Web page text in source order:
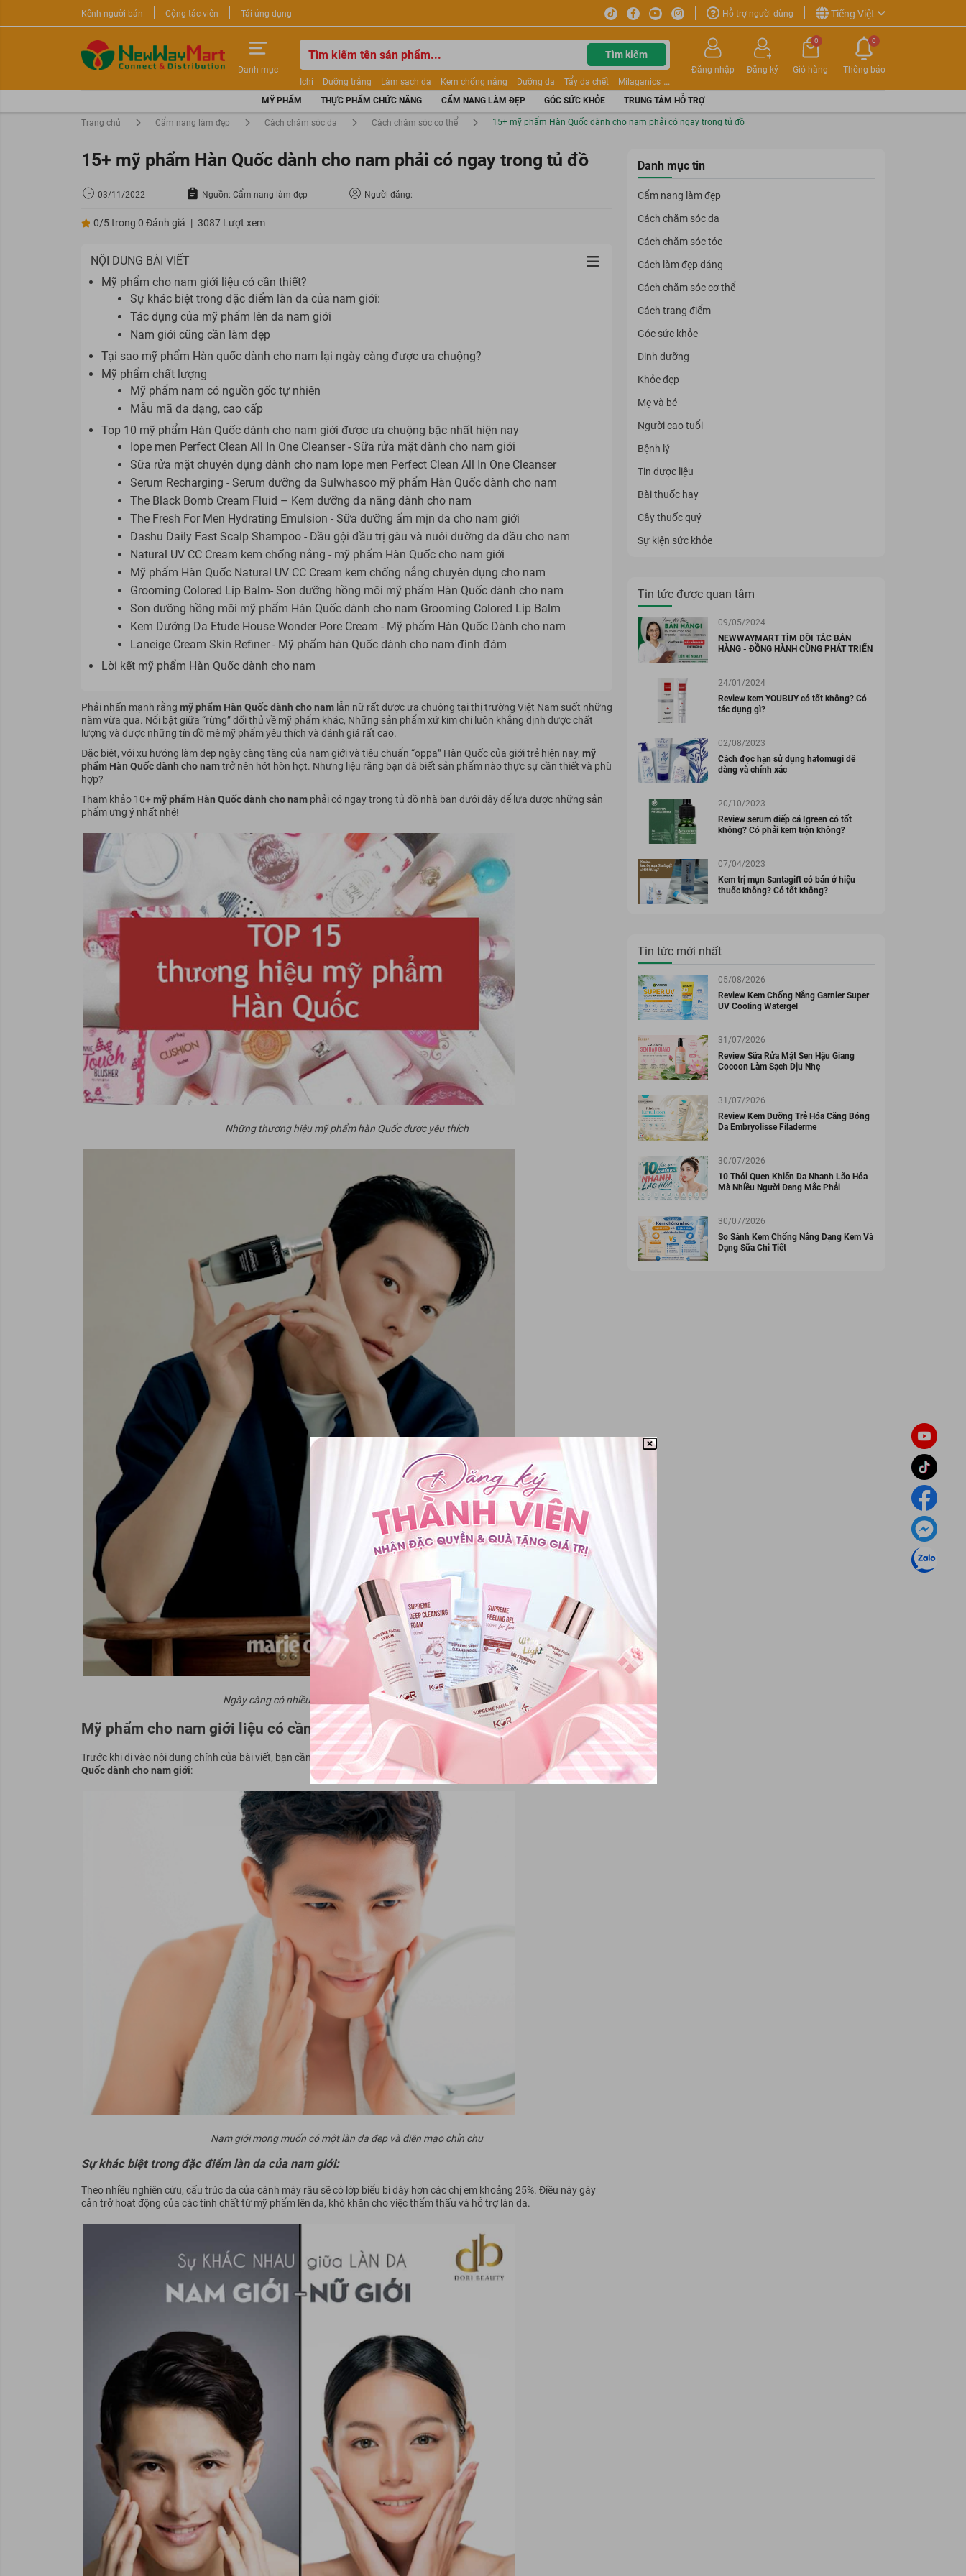
Kênh người bán Cộng tác viên Tải ứng dụng Hỗ trợ người dùng Tiếng Việt
Danh mục
Tìm kiếm
Ichi Dưỡng trắng Làm sạch da Kem chống nắng Dưỡng da Tẩy da chết
Milaganics
Nước tẩy trang
Kem trang điểm Dưỡng trắng Dior Mỹ phẩm Mặt nạ
Tinh chất
Sữa rửa mặt
Đăng nhập Đăng ký
0
Giỏ hàng Thông báo
0
MỸ PHẨM THỰC PHẨM CHỨC NĂNG CẨM NANG LÀM ĐẸP GÓC SỨC KHỎE TRUNG TÂM HỖ TRỢ
Trang chủ Cẩm nang làm đẹp Cách chăm sóc da Cách chăm sóc cơ thể 15+ mỹ phẩm Hàn Quốc dành cho nam phải có ngay trong tủ đồ
15+ mỹ phẩm Hàn Quốc dành cho nam phải có ngay trong tủ đồ
03/11/2022 Nguồn: Cẩm nang làm đẹp Người đăng:
0/5 trong 0 Đánh giá | 3087 Lượt xem
NỘI DUNG BÀI VIẾT
Mỹ phẩm cho nam giới liệu có cần thiết?
Sự khác biệt trong đặc điểm làn da của nam giới:
Tác dụng của mỹ phẩm lên da nam giới
Nam giới cũng cần làm đẹp
Tại sao mỹ phẩm Hàn quốc dành cho nam lại ngày càng được ưa chuộng?
Mỹ phẩm chất lượng
Mỹ phẩm nam có nguồn gốc tự nhiên
Mẫu mã đa dạng, cao cấp
Top 10 mỹ phẩm Hàn Quốc dành cho nam giới được ưa chuộng bậc nhất hiện nay
Iope men Perfect Clean All In One Cleanser - Sữa rửa mặt dành cho nam giới
Sữa rửa mặt chuyên dụng dành cho nam Iope men Perfect Clean All In One Cleanser
Serum Recharging - Serum dưỡng da Sulwhasoo mỹ phẩm Hàn Quốc dành cho nam
The Black Bomb Cream Fluid – Kem dưỡng đa năng dành cho nam
The Fresh For Men Hydrating Emulsion - Sữa dưỡng ẩm mịn da cho nam giới
Dashu Daily Fast Scalp Shampoo - Dầu gội đầu trị gàu và nuôi dưỡng da đầu cho nam
Natural UV CC Cream kem chống nắng - mỹ phẩm Hàn Quốc cho nam giới
Mỹ phẩm Hàn Quốc Natural UV CC Cream kem chống nắng chuyên dụng cho nam
Grooming Colored Lip Balm- Son dưỡng hồng môi mỹ phẩm Hàn Quốc dành cho nam
Son dưỡng hồng môi mỹ phẩm Hàn Quốc dành cho nam Grooming Colored Lip Balm
Kem Dưỡng Da Etude House Wonder Pore Cream - Mỹ phẩm Hàn Quốc Dành cho nam
Laneige Cream Skin Refiner - Mỹ phẩm hàn Quốc dành cho nam đình đám
Lời kết mỹ phẩm Hàn Quốc dành cho nam
Phải nhấn mạnh rằng mỹ phẩm Hàn Quốc dành cho namlẫn nữ rất được ưa chuộng tại thị trường Việt Nam suốt những
năm vừa qua. Nổi bật giữa “rừng” đối thủ về mỹ phẩm khác, Những sản phẩm xứ kim chi luôn khẳng định được chất
lượng và được những tín đồ mê mỹ phẩm yêu thích và đánh giá rất cao.
Đặc biệt, với xu hướng làm đẹp ngày càng tăng của nam giới và tiêu chuẩn “oppa” Hàn Quốc của giới trẻ hiện nay, mỹ
phẩm Hàn Quốc dành cho namtrở nên hót hòn họt. Nhưng liệu rằng bạn đã biết sản phẩm nào thực sự cần thiết và phù
hợp?
Tham khảo 10+mỹ phẩm Hàn Quốc dành cho namphải có ngay trong tủ đồ nhà bạn dưới đây để lựa được những sản
phẩm ưng ý nhất nhé!
Những thương hiệu mỹ phẩm hàn Quốc được yêu thích
Ngày càng có nhiều nam giới sử dụng mỹ phẩm làm đẹp
Mỹ phẩm cho nam giới liệu có cần thiết?
Trước khi đi vào nội dung chính của bài viết, bạn cần phải hiểu lý do bản thân nên đầu tư cho những loại
mỹ phẩm Hàn
Quốc dành cho nam giới:
Nam giới mong muốn có một làn da đẹp và diện mạo chỉn chu
Sự khác biệt trong đặc điểm làn da của nam giới:
Theo nhiều nghiên cứu, cấu trúc da của cánh mày râu sẽ có lớp biểu bì dày hơn các chị em khoảng 25%. Điều này gây
cản trở hoạt động của các tinh chất từ mỹ phẩm lên da, khó khăn cho việc thẩm thấu và hỗ trợ làn da.
Danh mục tin
Cẩm nang làm đẹp
Cách chăm sóc da
Cách chăm sóc tóc
Cách làm đẹp dáng
Cách chăm sóc cơ thể
Cách trang điểm
Góc sức khỏe
Dinh dưỡng
Khỏe đẹp
Mẹ và bé
Người cao tuổi
Bệnh lý
Tin dược liệu
Bài thuốc hay
Cây thuốc quý
Sự kiện sức khỏe
Tin tức được quan tâm
09/05/2024
NEWWAYMART TÌM ĐỐI TÁC BÁN
HÀNG - ĐỒNG HÀNH CÙNG PHÁT TRIỂN
24/01/2024
Review kem YOUBUY có tốt không? Có
tác dụng gì?
02/08/2023
Cách đọc hạn sử dụng hatomugi dễ
dàng và chính xác
20/10/2023
Review serum diếp cá Igreen có tốt
không? Có phải kem trộn không?
07/04/2023
Kem trị mụn Santagift có bán ở hiệu
thuốc không? Có tốt không?
Tin tức mới nhất
05/08/2026
Review Kem Chống Nắng Garnier Super
UV Cooling Watergel
31/07/2026
Review Sữa Rửa Mặt Sen Hậu Giang
Cocoon Làm Sạch Dịu Nhẹ
31/07/2026
Review Kem Dưỡng Trẻ Hóa Căng Bóng
Da Embryolisse Filaderme
30/07/2026
10 Thói Quen Khiến Da Nhanh Lão Hóa
Mà Nhiều Người Đang Mắc Phải
30/07/2026
So Sánh Kem Chống Nắng Dạng Kem Và
Dạng Sữa Chi Tiết